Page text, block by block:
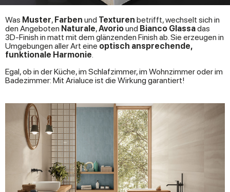
Was Muster, Farben und Texturen betrifft, wechselt sich in
den Angeboten Naturale,Avoriound Bianco Glassadas
3D-Finish in matt mit dem glänzenden Finish ab. Sie erzeugen in
Umgebungen aller Art eine optisch ansprechende,
funktionale Harmonie.
Egal, ob in der Küche, im Schlafzimmer, im Wohnzimmer oder im
Badezimmer: Mit Arialuce ist die Wirkung garantiert!